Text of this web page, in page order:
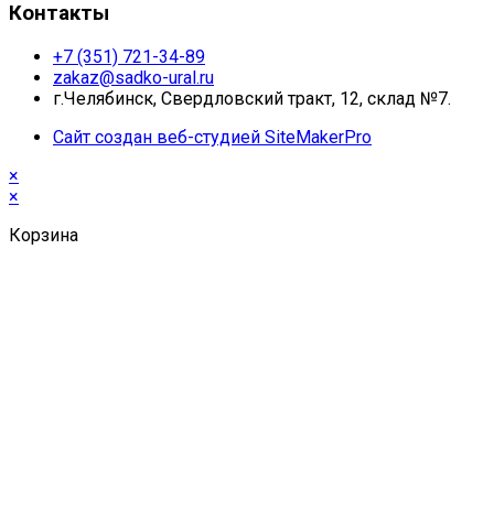
Контакты
+7 (351) 721-34-89
zakaz@sadko-ural.ru
г.Челябинск, Свердловский тракт, 12, склад №7.
Сайт создан веб-студией SiteMakerPro
×
×
Корзина